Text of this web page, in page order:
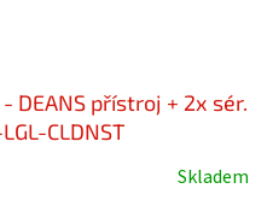
DEANS přístroj + 2x sér.
CLDNST
Skladem